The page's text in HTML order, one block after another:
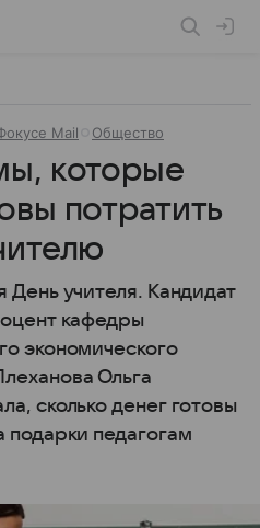
Mail Общество
которые
потратить
День учителя. Кандидат
кафедры
экономического
Ольга
сколько денег готовы
подарки педагогам